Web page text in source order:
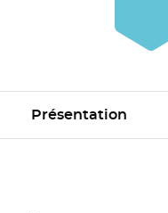
Présentation